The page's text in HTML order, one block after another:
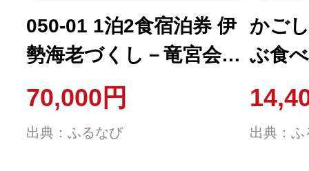
050-01 1泊2食宿泊券 伊
勢海老づくし－竜宮会席
－
70,000円
出典：ふるなび
かご
ぶ食
不可
【
出典：ふ